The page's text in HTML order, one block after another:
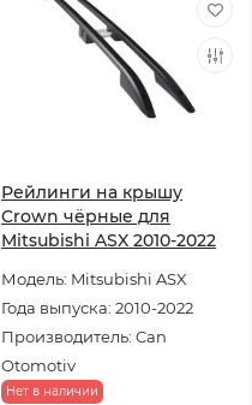
Рейлинги на крышу
Crown чёрные для
Mitsubishi ASX 2010-2022
Модель: Mitsubishi ASX
Года выпуска: 2010-2022
Производитель: Can
Otomotiv
Нет в наличии